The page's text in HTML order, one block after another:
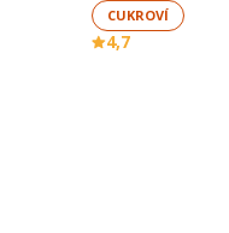
CUKROVÍ
4,7